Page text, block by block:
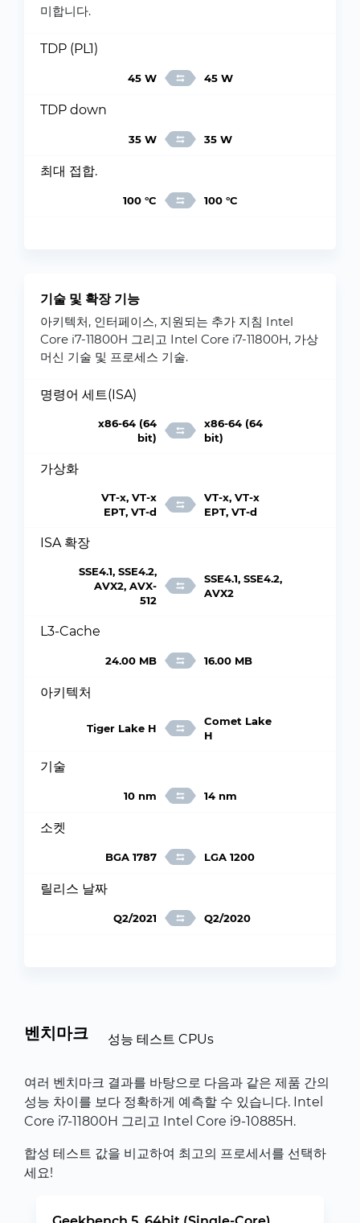
미합니다.
TDP (PL1)
45 W 45 W
TDP down
35 W 35 W
최대 접합.
100 °C 100 °C
기술 및 확장 기능
아키텍처, 인터페이스, 지원되는 추가 지침 Intel
Core i7-11800H 그리고 Intel Core i7-11800H, 가상
머신 기술 및 프로세스 기술.
명령어 세트(ISA)
x86-64 (64
bit)
x86-64 (64
bit)
가상화
VT-x, VT-x
EPT, VT-d
VT-x, VT-x
EPT, VT-d
ISA 확장
SSE4.1, SSE4.2,
AVX2, AVX-
512
SSE4.1, SSE4.2,
AVX2
L3-Cache
24.00 MB 16.00 MB
아키텍처
Tiger Lake H
Comet Lake
H
기술
10 nm 14 nm
소켓
BGA 1787 LGA 1200
릴리스 날짜
Q2/2021 Q2/2020
벤치마크 성능 테스트 CPUs
여러 벤치마크 결과를 바탕으로 다음과 같은 제품 간의
성능 차이를 보다 정확하게 예측할 수 있습니다. Intel
Core i7-11800H 그리고 Intel Core i9-10885H.
합성 테스트 값을 비교하여 최고의 프로세서를 선택하
세요!